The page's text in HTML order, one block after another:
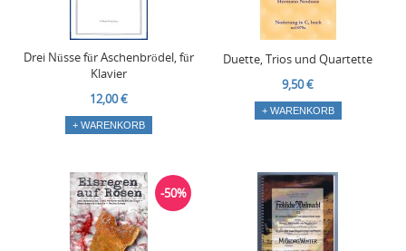
Drei Nüsse für Aschenbrödel, für
Klavier
12,00 €
+ WARENKORB
Duette, Trios und Quartette
9,50 €
+ WARENKORB
-50%